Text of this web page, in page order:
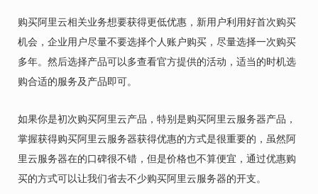
购买阿里云相关业务想要获得更低优惠，新用户利用好首次购买
机会，企业用户尽量不要选择个人账户购买，尽量选择一次购买
多年。然后选择产品可以多查看官方提供的活动，适当的时机选
购合适的服务及产品即可。
如果你是初次购买阿里云产品，特别是购买阿里云服务器产品，
掌握获得购买阿里云服务器获得优惠的方式是很重要的，虽然阿
里云服务器在的口碑很不错，但是价格也不算便宜，通过优惠购
买的方式可以让我们省去不少购买阿里云服务器的开支。